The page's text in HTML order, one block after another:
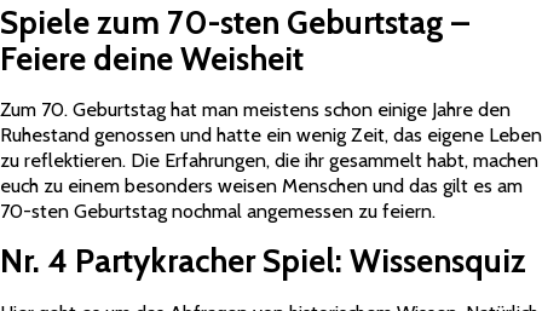
Spiele zum 70-sten Geburtstag –
Feiere deine Weisheit
Zum 70. Geburtstag hat man meistens schon einige Jahre den
Ruhestand genossen und hatte ein wenig Zeit, das eigene Leben
zu reflektieren. Die Erfahrungen, die ihr gesammelt habt, machen
euch zu einem besonders weisen Menschen und das gilt es am
70-sten Geburtstag nochmal angemessen zu feiern.
Nr. 4 Partykracher Spiel: Wissensquiz